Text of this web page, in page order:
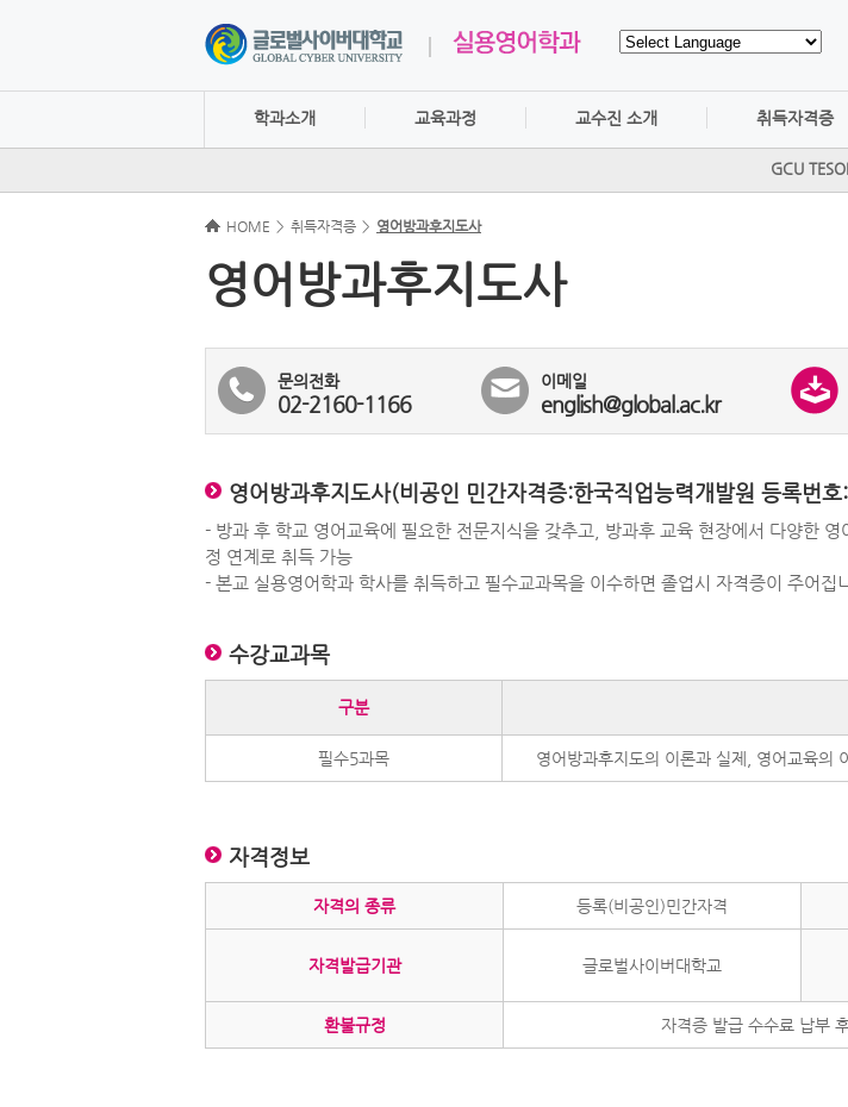
학과소개 교육과정 교수진 소개 취득자격증
GCU
HOME > 취득자격증 > 영어방과후지도사
영어방과후지도사
문의전화
02-2160-1166
이메일
english@global.ac.kr
영어방과후지도사(비공인 민간자격증:한국직업능력개발원 등록번
- 방과 후 학교 영어교육에 필요한 전문지식을 갖추고, 방과후 교육 현장에서 다양한
정 연계로 취득 가능
- 본교 실용영어학과 학사를 취득하고 필수교과목을 이수하면 졸업시 자격증이 주어집
수강교과목
구분
필수5과목 영어방과후지도의 이론과 실제, 영어교육의
자격정보
자격의 종류 등록(비공인)민간자격
자격발급기관 글로벌사이버대학교
환불규정 자격증 발급 수수료 납부